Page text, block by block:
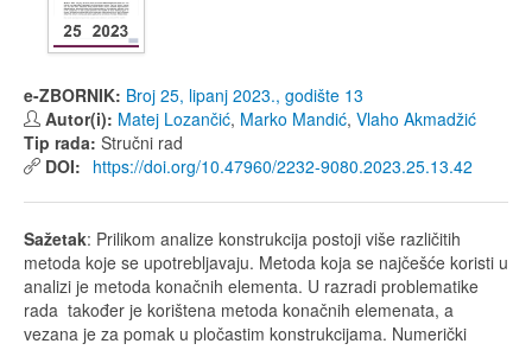
e-ZBORNIK: Broj 25, lipanj 2023., godište 13
Autor(i): Matej Lozančić, Marko Mandić, Vlaho Akmadžić
Tip rada: Stručni rad
DOI: https://doi.org/10.47960/2232-9080.2023.25.13.42
Sažetak: Prilikom analize konstrukcija postoji više različitih
metoda koje se upotrebljavaju. Metoda koja se najčešće koristi u
analizi je metoda konačnih elementa. U razradi problematike
rada također je korištena metoda konačnih elemenata, a
vezana je za pomak u pločastim konstrukcijama. Numerički